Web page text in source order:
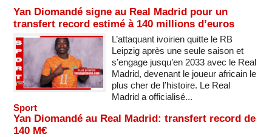
Yan Diomandé signe au Real Madrid pour un
transfert record estimé à 140 millions d’euros
L’attaquant ivoirien quitte le RB
Leipzig après une seule saison et
s’engage jusqu’en 2033 avec le Real
Madrid, devenant le joueur africain le
plus cher de l’histoire. Le Real
Madrid a officialisé...
Sport
Yan Diomandé au Real Madrid: transfert record de
140 M€